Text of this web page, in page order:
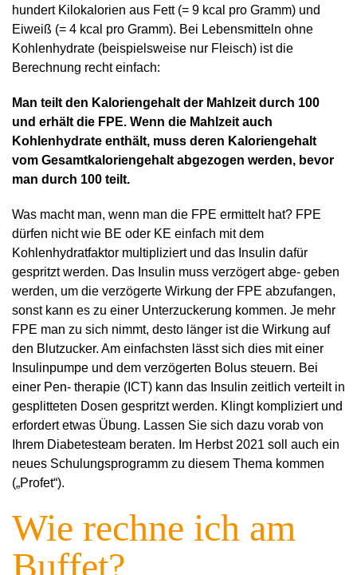
hundert Kilokalorien aus Fett (= 9 kcal pro Gramm) und
Eiweiß (= 4 kcal pro Gramm). Bei Lebensmitteln ohne
Kohlenhydrate (beispielsweise nur Fleisch) ist die
Berechnung recht einfach:
Man teilt den Kaloriengehalt der Mahlzeit durch 100
und erhält die FPE. Wenn die Mahlzeit auch
Kohlenhydrate enthält, muss deren Kaloriengehalt
vom Gesamtkaloriengehalt abgezogen werden, bevor
man durch 100 teilt.
Was macht man, wenn man die FPE ermittelt hat? FPE
dürfen nicht wie BE oder KE einfach mit dem
Kohlenhydratfaktor multipliziert und das Insulin dafür
gespritzt werden. Das Insulin muss verzögert abge- geben
werden, um die verzögerte Wirkung der FPE abzufangen,
sonst kann es zu einer Unterzuckerung kommen. Je mehr
FPE man zu sich nimmt, desto länger ist die Wirkung auf
den Blutzucker. Am einfachsten lässt sich dies mit einer
Insulinpumpe und dem verzögerten Bolus steuern. Bei
einer Pen- therapie (ICT) kann das Insulin zeitlich verteilt in
gesplitteten Dosen gespritzt werden. Klingt kompliziert und
erfordert etwas Übung. Lassen Sie sich dazu vorab von
hrem Diabetesteam beraten. Im Herbst 2021 soll auch ein
neues Schulungsprogramm zu diesem Thema kommen
(„Profet“).
Wie rechne ich am
Buffet?